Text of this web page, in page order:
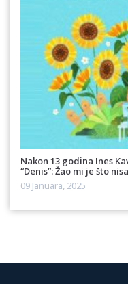
Nakon 13 godina Ines
“Denis”: Žao mi je što
09 Januara, 2025